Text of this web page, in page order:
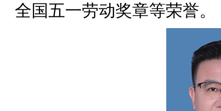
全国五一劳动奖章等荣誉。